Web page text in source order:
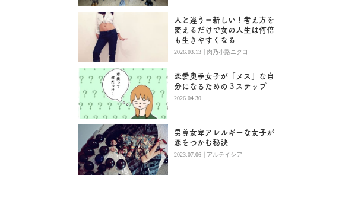
人と違う＝新しい！考え方を
変えるだけで女の人生は何倍
も生きやすくなる
2026.03.13 | 肉乃小路ニクヨ
恋愛奥手女子が「メス」な自
分になるための３ステップ
2026.04.30
男尊女卑アレルギーな女子が
恋をつかむ秘訣
2023.07.06 | アルテイシア